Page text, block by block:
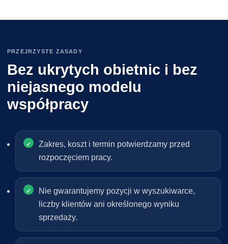
PRZEJRZYSTE ZASADY
Bez ukrytych obietnic i bez
niejasnego modelu
współpracy
Zakres, koszt i termin potwierdzamy przed
rozpoczęciem pracy.
Nie gwarantujemy pozycji w wyszukiwarce,
liczby klientów ani określonego wyniku
sprzedaży.